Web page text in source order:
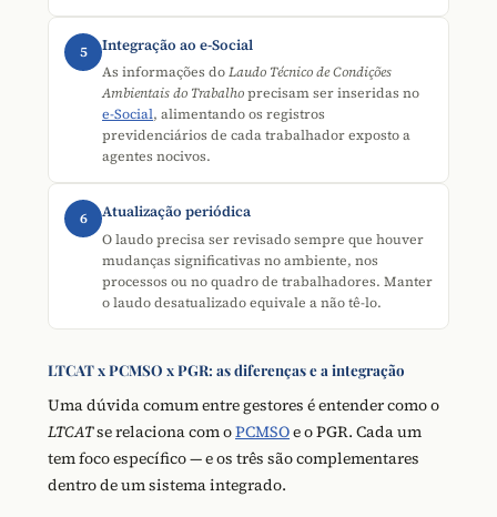
5
Integração ao e-Social
As informações doLaudo Técnico de Condições
Ambientais do Trabalhoprecisam ser inseridas no
e-Social, alimentando os registros
previdenciários de cada trabalhador exposto a
agentes nocivos.
6
Atualização periódica
O laudo precisa ser revisado sempre que houver
mudanças significativas no ambiente, nos
processos ou no quadro de trabalhadores. Manter
o laudo desatualizado equivale a não tê-lo.
LTCAT x PCMSO x PGR: as diferenças e a integração
Uma dúvida comum entre gestores é entender como o
LTCATse relaciona com oPCMSOe o PGR. Cada um
tem foco específico — e os três são complementares
dentro de um sistema integrado.